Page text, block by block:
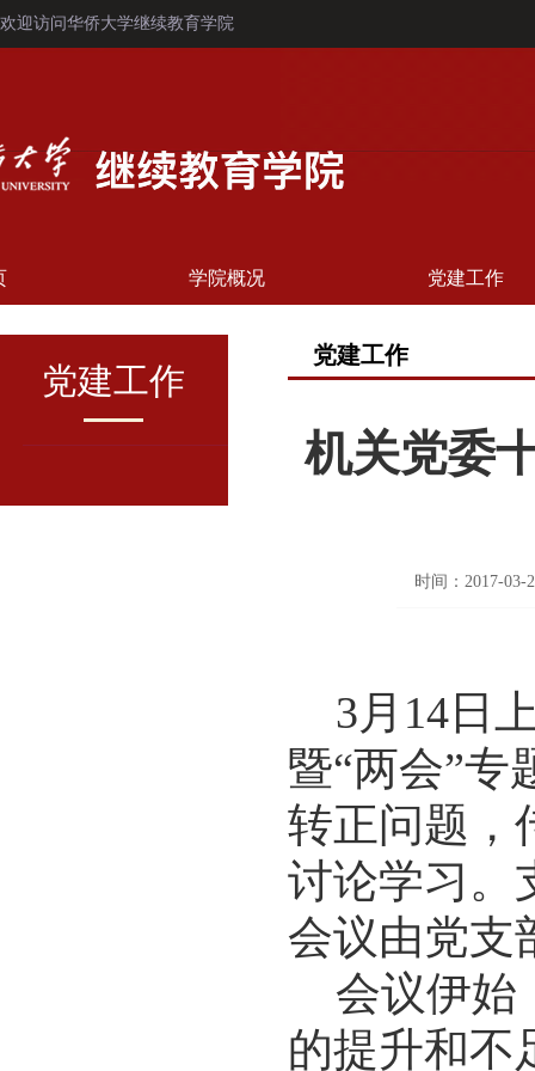
欢迎访问华侨大学继续教育学院
学院概况 党建工作
党建工作
党建工作
机关党委
时间：2017-03-
3月 14日
暨“两会”专
转正问题，
讨论学习。
会议由党支
会议伊始
的提升和不